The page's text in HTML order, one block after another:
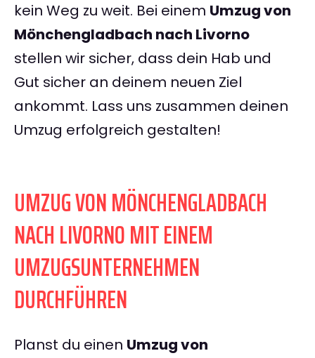
kein Weg zu weit. Bei einem Umzug von
Mönchengladbach nach Livorno
stellen wir sicher, dass dein Hab und
Gut sicher an deinem neuen Ziel
ankommt. Lass uns zusammen deinen
Umzug erfolgreich gestalten!
UMZUG VON MÖNCHENGLADBACH
NACH LIVORNO MIT EINEM
UMZUGSUNTERNEHMEN
DURCHFÜHREN
Planst du einen Umzug von